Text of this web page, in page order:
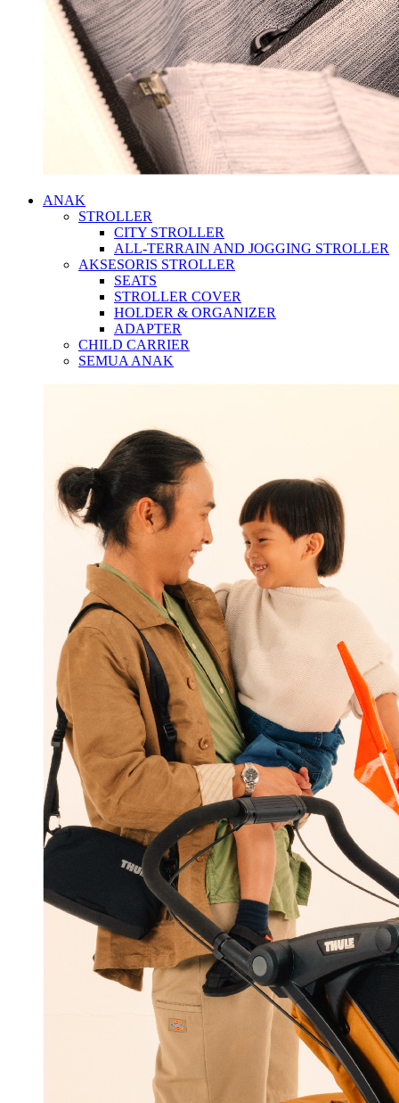
ANAK
STROLLER
CITY STROLLER
ALL-TERRAIN AND JOGGING STROLLER
AKSESORIS STROLLER
SEATS
STROLLER COVER
HOLDER & ORGANIZER
ADAPTER
CHILD CARRIER
SEMUA ANAK